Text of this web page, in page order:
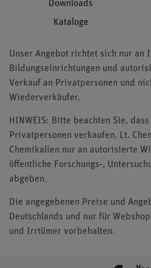
Downloads
Kataloge
Unser Angebot richtet sich nur an
Bildungseinrichtungen und
Verkauf an Privatpersonen und
Wiederverkäufer.
HINWEIS: Bitte beachten Sie,
Privatpersonen verkaufen. Lt.
Chemikalien nur an autorisierte
öffentliche Forschungs-,
abgeben.
Die angegebenen Preise und
Deutschlands und nur für
und Irrtümer vorbehalten.